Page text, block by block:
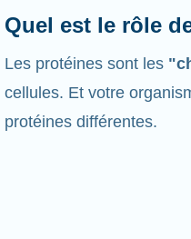
Quel est le rôle
Les protéines sont les
cellules. Et votre
protéines différentes.